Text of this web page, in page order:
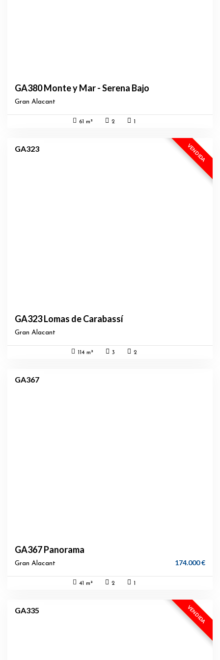
GA380 Monte y Mar - Serena Bajo
Gran Alacant
61 m² 2
EXCLUSIVA
VENDIDA
GA323
GA323 Lomas de Carabassí
Gran Alacant
114 m² 3 2
GA367
GA367 Panorama
Gran Alacant 174.000 €
41 m² 2
EXCLUSIVA
VENDIDA
GA335